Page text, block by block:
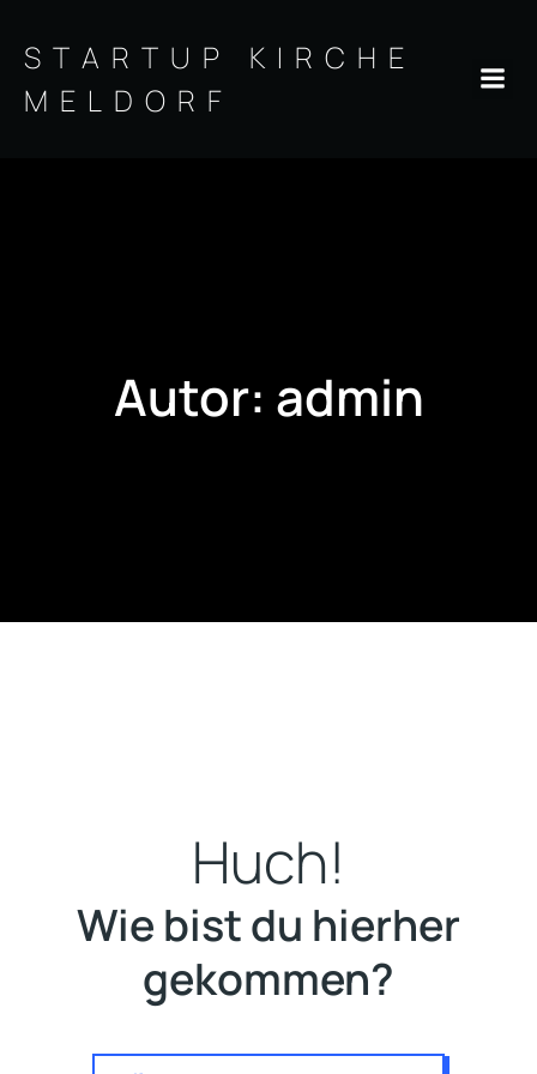
springen
STARTUP KIRCHE
MELDORF
Autor: admin
Huch!
Wie bist du hierher
gekommen?